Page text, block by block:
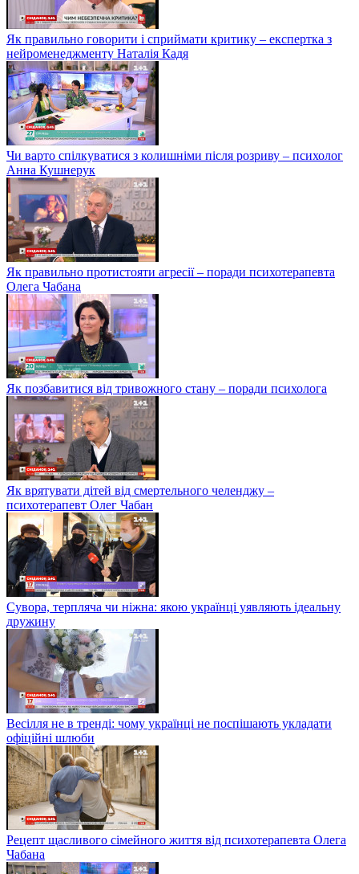
Як правильно говорити і сприймати критику – експертка з
нейроменеджменту Наталія Кадя
Чи варто спілкуватися з колишніми після розриву – психолог
Анна Кушнерук
Як правильно протистояти агресії – поради психотерапевта
Олега Чабана
Як позбавитися від тривожного стану – поради психолога
Як врятувати дітей від смертельного челенджу –
психотерапевт Олег Чабан
Сувора, терпляча чи ніжна: якою українці уявляють ідеальну
дружину
Весілля не в тренді: чому українці не поспішають укладати
офіційні шлюби
Рецепт щасливого сімейного життя від психотерапевта Олега
Чабана